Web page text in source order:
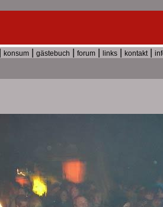
konsum| gästebuch forum| links| kontakt|